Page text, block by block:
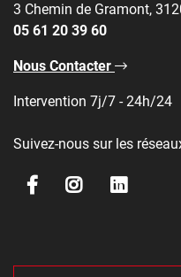
3 Chemin de Gramont,
05 61 20 39 60
Nous Contacter
Intervention 7j/7 - 24h/24
Suivez-nous sur les